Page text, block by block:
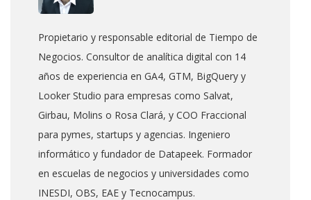
Propietario y responsable editorial de Tiempo de
Negocios. Consultor de analítica digital con 14
años de experiencia en GA4, GTM, BigQuery y
Looker Studio para empresas como Salvat,
Girbau, Molins o Rosa Clará, y COO Fraccional
para pymes, startups y agencias. Ingeniero
informático y fundador de Datapeek. Formador
en escuelas de negocios y universidades como
INESDI, OBS, EAE y Tecnocampus.